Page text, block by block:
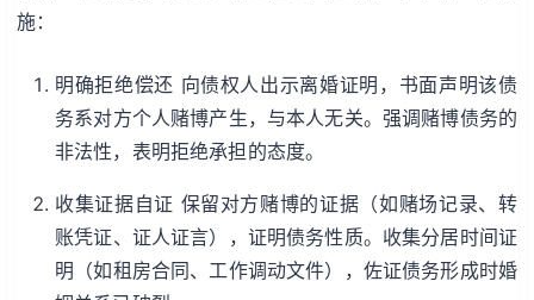
施：
明确拒绝偿还 向债权人出示离婚证明，书面声明该债
务系对方个人赌博产生，与本人无关。强调赌博债务的
非法性，表明拒绝承担的态度。
收集证据自证 保留对方赌博的证据（如赌场记录、转
账凭证、证人证言），证明债务性质。收集分居时间证
明（如租房合同、工作调动文件），佐证债务形成时婚